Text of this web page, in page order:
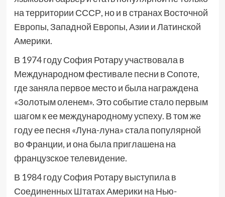
на территории СССР, но и в странах Восточной
Европы, Западной Европы, Азии и Латинской
Америки.
В 1974 году София Ротару участвовала в
Международном фестивале песни в Сопоте,
где заняла первое место и была награждена
«Золотым оленем». Это событие стало первым
шагом к ее международному успеху. В том же
году ее песня «Луна-луна» стала популярной
во Франции, и она была приглашена на
французское телевидение.
В 1984 году София Ротару выступила в
Соединенных Штатах Америки на Нью-